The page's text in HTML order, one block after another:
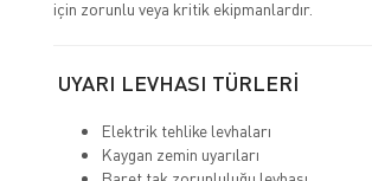
için zorunlu veya kritik ekipmanlardır.
UYARI LEVHASI TÜRLERİ
Elektrik tehlike levhaları
Kaygan zemin uyarıları